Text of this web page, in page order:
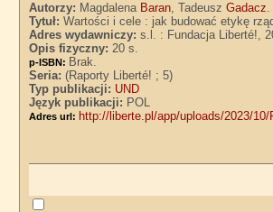
Autorzy: Magdalena Baran, TadeuszGadacz.
Tytuł:Wartości i cele : jak budować etykę
Adres wydawniczy:s.l. : Fundacja Liberté!,
Opis fizyczny:20 s.
p-ISBN: Brak.
Seria:(Raporty Liberté! ; 5)
Typ publikacji: UND
Język publikacji: POL
Adres url: http://liberte.pl/app/uploads/2023/